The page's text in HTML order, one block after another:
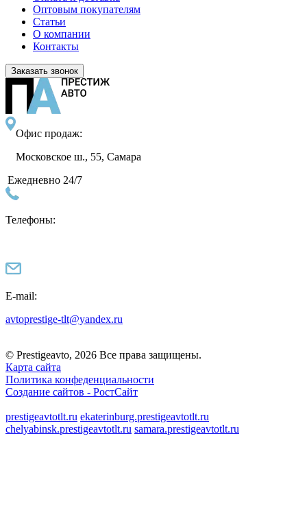
Оптовым покупателям
Статьи
О компании
Контакты
Заказать звонок
Офис продаж:
Московское ш., 55, Самара
Ежедневно 24/7
Телефоны:
E-mail:
avtoprestige-tlt@yandex.ru
© Prestigeavto, 2026 Все права защищены.
Карта сайта
Политика конфеденциальности
Создание сайтов - РостСайт
prestigeavtotlt.ru ekaterinburg.prestigeavtotlt.ru
chelyabinsk.prestigeavtotlt.ru samara.prestigeavtotlt.ru